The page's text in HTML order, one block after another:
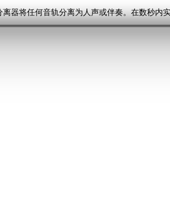
器将任何音轨分离为人声或伴奏。在数秒内